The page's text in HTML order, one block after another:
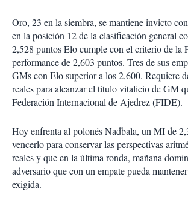
Oro, 23 en la siembra, se mantiene invicto
en la posición 12 de la clasificación general
2,528 puntos Elo cumple con el criterio de la
performance de 2,603 puntos. Tres de sus
GMs con Elo superior a los 2,600. Requiere
reales para alcanzar el título vitalicio de GM
Federación Internacional de Ajedrez (FIDE).
Hoy enfrenta al polonés Nadbala, un MI de
vencerlo para conservar las perspectivas
reales y que en la última ronda, mañana
adversario que con un empate pueda
exigida.